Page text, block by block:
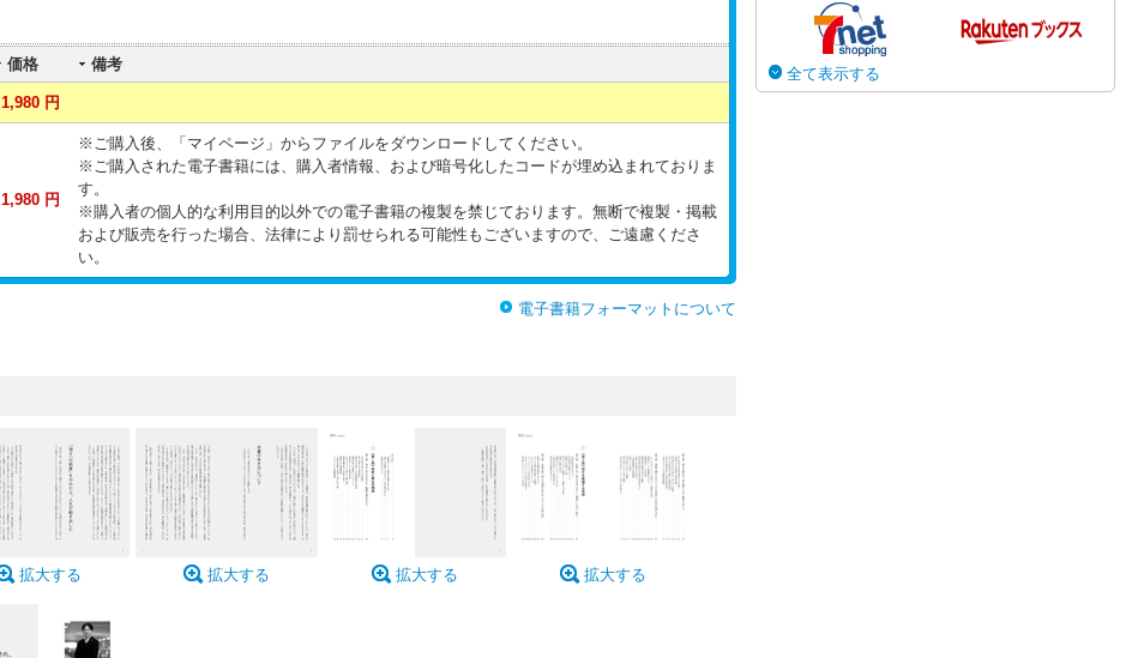
価格 備考
1,980 円
1,980 円
※ご購入後、「マイページ」からファイルをダウンロードしてください。
※ご購入された電子書籍には、購入者情報、および暗号化したコードが埋め込まれておりま
す。
※購入者の個人的な利用目的以外での電子書籍の複製を禁じております。無断で複製・掲載
および販売を行った場合、法律により罰せられる可能性もございますので、ご遠慮くださ
い。
電子書籍フォーマットについて
拡大する 拡大する 拡大する 拡大する
全て表示する